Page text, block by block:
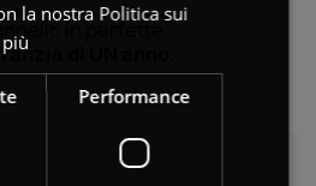
in perfette
di UN anno.
la nostra Politica sui
Performance